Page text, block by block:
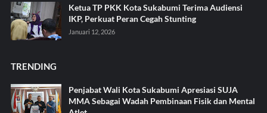
Ketua TP PKK Kota Sukabumi Terima Audiensi
IKP, Perkuat Peran Cegah Stunting
Januari 12, 2026
TRENDING
Penjabat Wali Kota Sukabumi Apresiasi SUJA
MMA Sebagai Wadah Pembinaan Fisik dan Mental